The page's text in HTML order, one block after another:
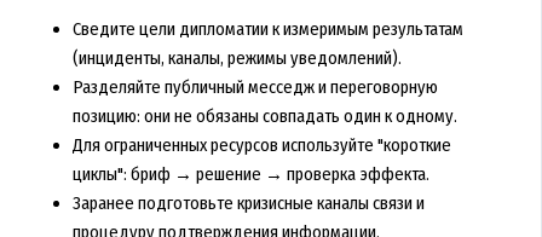
Сведите цели дипломатии к измеримым результатам
(инциденты, каналы, режимы уведомлений).
Разделяйте публичный месседж и переговорную
позицию: они не обязаны совпадать один к одному.
Для ограниченных ресурсов используйте "короткие
циклы": бриф → решение → проверка эффекта.
Заранее подготовьте кризисные каналы связи и
процедуру подтверждения информации.